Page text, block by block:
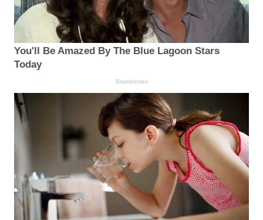
You'll Be Amazed By The Blue Lagoon Stars
Today
Brainberries